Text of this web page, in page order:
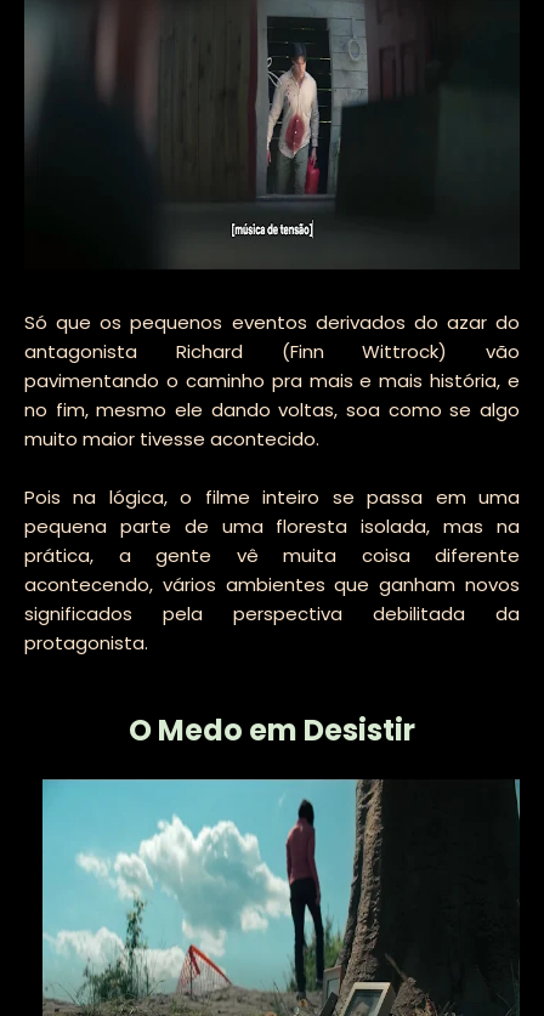
Só que os pequenos eventos derivados do azar do
antagonista Richard (Finn Wittrock) vão
pavimentando o caminho pra mais e mais história, e
no fim, mesmo ele dando voltas, soa como se algo
muito maior tivesse acontecido.
Pois na lógica, o filme inteiro se passa em uma
pequena parte de uma floresta isolada, mas na
prática, a gente vê muita coisa diferente
acontecendo, vários ambientes que ganham novos
significados pela perspectiva debilitada da
protagonista.
O Medo em Desistir